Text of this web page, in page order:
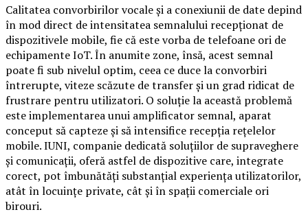
Calitatea convorbirilor vocale și a conexiunii de date depind
în mod direct de intensitatea semnalului recepționat de
dispozitivele mobile, fie că este vorba de telefoane ori de
echipamente IoT. În anumite zone, însă, acest semnal
poate fi sub nivelul optim, ceea ce duce la convorbiri
întrerupte, viteze scăzute de transfer și un grad ridicat de
frustrare pentru utilizatori. O soluție la această problemă
este implementarea unui amplificator semnal, aparat
conceput să capteze și să intensifice recepția rețelelor
mobile. IUNI, companie dedicată soluțiilor de supraveghere
și comunicații, oferă astfel de dispozitive care, integrate
corect, pot îmbunătăți substanțial experiența utilizatorilor,
atât în locuințe private, cât și în spații comerciale ori
birouri.